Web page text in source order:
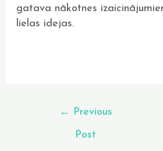
gatava nākotnes
lielas idejas.
← Previous
Post